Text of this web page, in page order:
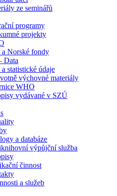
ze seminářů
programy
projekty
a Norské fondy
Data
a statistické údaje
výchovné materiály
WHO
vydávané v SZÚ
a databáze
výpůjční služba
činnost
a služeb